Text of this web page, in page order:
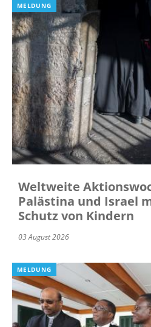
MELDUNG
Weltweite
Palästina und Israel
Schutz von Kindern
03 August 2026
MELDUNG